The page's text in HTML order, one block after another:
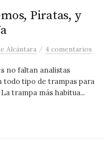
Piratas, y
Alcántara /4 comentarios
no faltan analistas
todo tipo de trampas para
trampa más habitua...